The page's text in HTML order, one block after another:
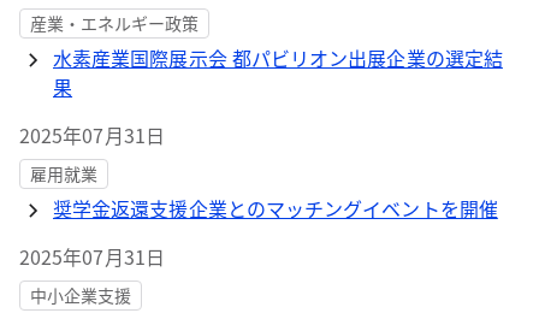
産業・エネルギー政策
水素産業国際展示会 都パビリオン出展企業の選定結
果
2025年07月31日
雇用就業
奨学金返還支援企業とのマッチングイベントを開催
2025年07月31日
中小企業支援